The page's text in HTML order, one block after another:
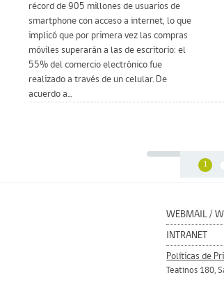
récord de 905 millones de usuarios de
smartphone con acceso a internet, lo que
implicó que por primera vez las compras
móviles superarán a las de escritorio: el
55% del comercio electrónico fue
realizado a través de un celular. De
acuerdo a...
1
WEBMAIL /
INTRANET
Políticas de
Teatinos 180,